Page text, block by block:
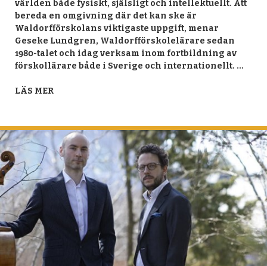
världen både fysiskt, själsligt och intellektuellt. Att
bereda en omgivning där det kan ske är
Waldorfförskolans viktigaste uppgift, menar
Geseke Lundgren, Waldorfförskolelärare sedan
1980-talet och idag verksam inom fortbildning av
förskollärare både i Sverige och internationellt. …
LÄS MER